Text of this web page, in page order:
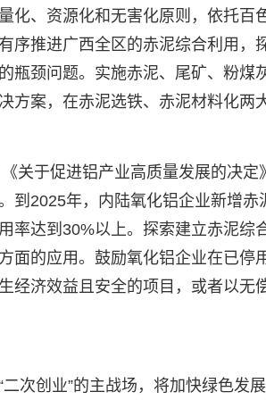
化、资源化和无害化原则，依托百
序推进广西全区的赤泥综合利用，
瓶颈问题。实施赤泥、尾矿、粉
方案，在赤泥选铁、赤泥材料化两
关于促进铝产业高质量发展的决
到2025年，内陆氧化铝企业新增
率达到30%以上。探索建立赤泥综
面的应用。鼓励氧化铝企业在已
经济效益且安全的项目，或者以无
二次创业”的主战场，将加快绿色发